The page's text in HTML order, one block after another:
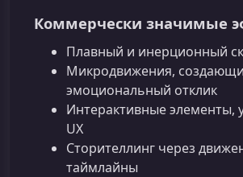
Коммерчески значимые
Плавный и инерционный
Микродвижения,
эмоциональный отклик
Интерактивные элементы,
UX
Сторителлинг через
таймлайны